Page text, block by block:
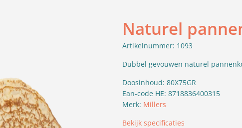
Naturel
Artikelnummer: 1093
Dubbel gevouwen naturel
Doosinhoud: 80X75GR
Ean-code HE: 8718836400315
Merk: Millers
Bekijk specificaties